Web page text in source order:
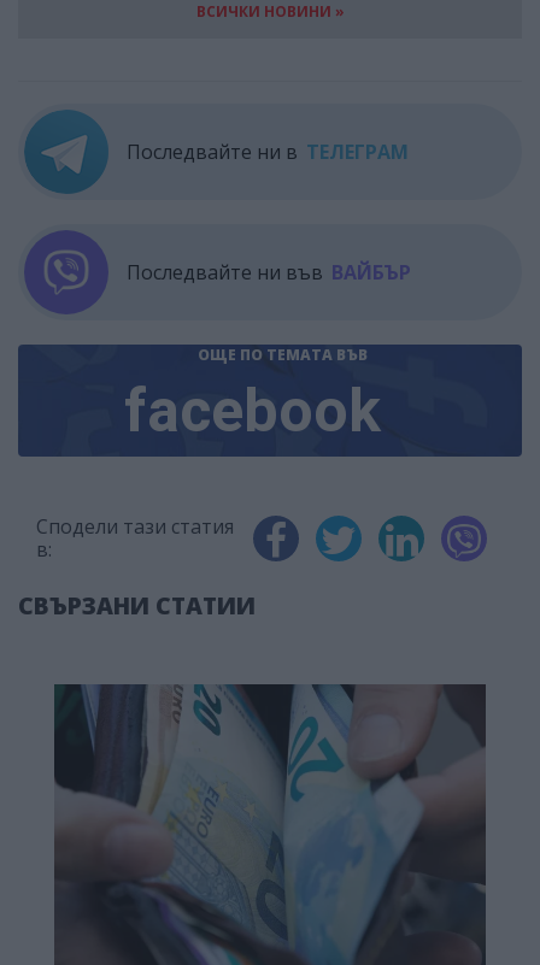
ВСИЧКИ НОВИНИ »
Последвайте ни в ТЕЛЕГРАМ
Последвайте ни във ВАЙБЪР
ОЩЕ ПО ТЕМАТА ВЪВ
facebook
Сподели тази статия
в:
СВЪРЗАНИ СТАТИИ